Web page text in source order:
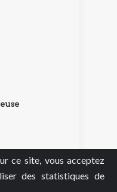
ce site, vous acceptez
des statistiques de